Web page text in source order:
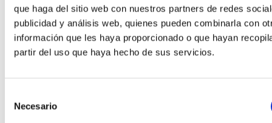
que haga del sitio web con nuestros partners de redes
publicidad y análisis web, quienes pueden combinarla con
información que les haya proporcionado o que hayan
partir del uso que haya hecho de sus servicios.
Necesario
inglés en España
durante el mes de
julio de 2026
ESO y